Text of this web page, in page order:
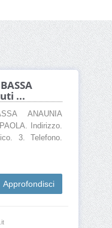
...
ANAUNIA
Indirizzo.
3. Telefono.
Approfondisci